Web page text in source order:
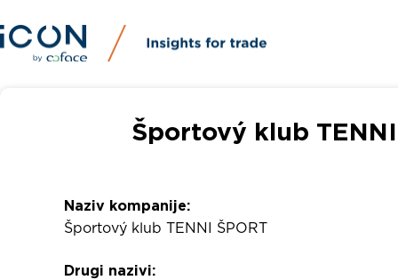
Športový klub
Naziv kompanije:
Športový klub TENNI ŠPORT
Drugi nazivi: